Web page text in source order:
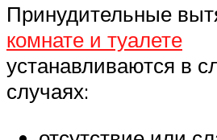
Принудительные
комнате и туалете
устанавливаются в
случаях: